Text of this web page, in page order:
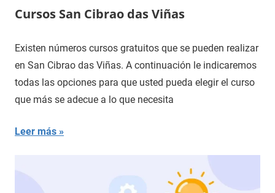
Cursos San Cibrao das Viñas
Existen números cursos gratuitos que se pueden realizar
en San Cibrao das Viñas. A continuación le indicaremos
todas las opciones para que usted pueda elegir el curso
que más se adecue a lo que necesita
Leer más